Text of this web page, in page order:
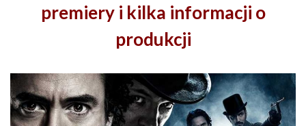
premiery i kilka informacji o
produkcji